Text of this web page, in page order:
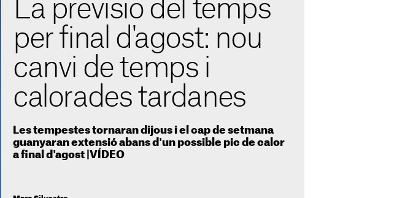
La previsió del temps
per final d'agost: nou
canvi de temps i
calorades tardanes
Les tempestes tornaran dijous i el cap de setmana
guanyaran extensió abans d'un possible pic de calor
a final d'agost |VÍDEO